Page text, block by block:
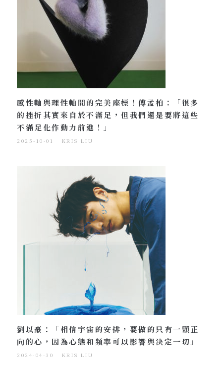
感性軸與理性軸間的完美座標！傅孟柏：「很多
的挫折其實來自於不滿足，但我們還是要將這些
不滿足化作動力前進！」
2025-10-01 KRIS LIU
劉以豪：「相信宇宙的安排，要做的只有一顆正
向的心，因為心態和頻率可以影響與決定一切」
2024-04-30 KRIS LIU